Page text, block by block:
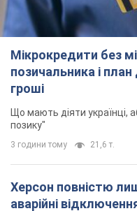
Мікрокредити без
позичальника і
гроші
Що мають діяти українці,
позику"
3 години тому 21,6 т.
Херсон повністю
аварійні